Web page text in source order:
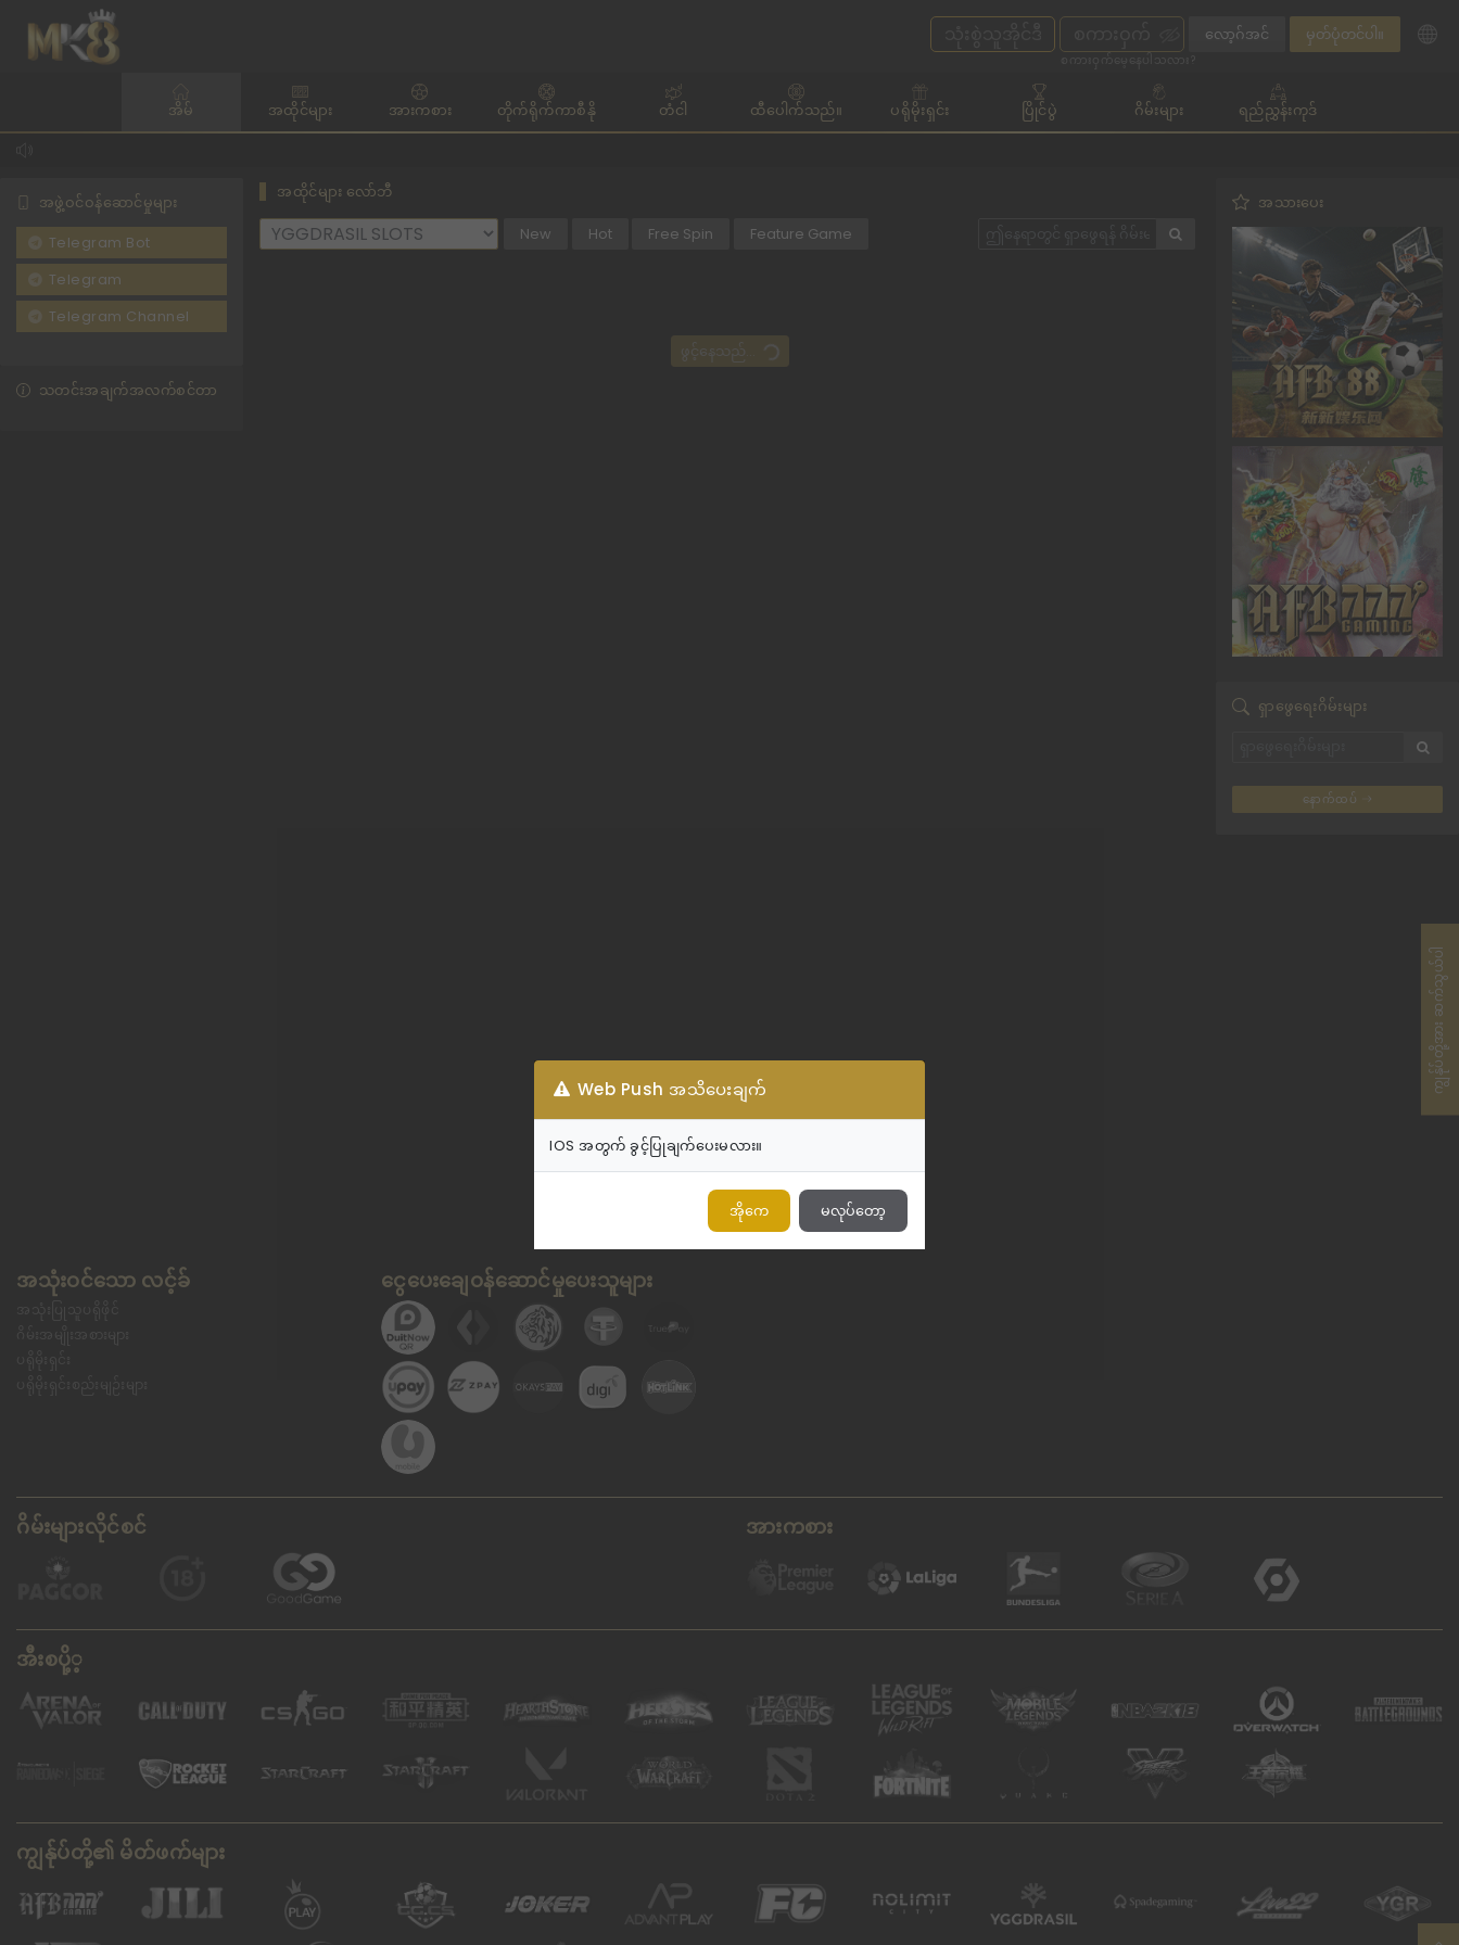
လော့ဂ်အင် မှတ်ပုံတင်ပါ။
အိမ် အထိုင်များ အားကစား တိုက်ရိုက်ကာစီနို တံငါ ထီပေါက်သည်။ ပရိုမိုးရှင်း ပြိုင်ပွဲ ဂိမ်းများ ရည်ညွှန်းကုဒ်
အဖွဲ့ဝင်ဝန်ဆောင်မှုများ
Telegram Bot
Telegram
Telegram Channel
သတင်းအချက်အလက်စင်တာ
အထိုင်များ လော်ဘီ
New Hot Free Spin Feature Game
ဖွင့်နေသည်...
အသားပေး
ရှာဖွေရေးဂိမ်းများ
နောက်ထပ်
အသုံးဝင်သော လင့်ခ်
အသုံးပြုသူပရိုဖိုင်
ဂိမ်းအမျိုးအစားများ
ပရိုမိုးရှင်းစည်းမျဉ်းများ
ငွေပေးချေဝန်ဆောင်မှုပေးသူများ
ဂိမ်းများလိုင်စင် အားကစား
အီးစပို့့
ကျွန်ုပ်တို့၏ မိတ်ဖက်များ
Web Push အသိပေးချက်
IOS အတွက် ခွင့်ပြုချက်ပေးမလား။
အိုကေ မလုပ်တော့
ကျွန်ုပ်တို့အား ဆက်သွယ်ပါ